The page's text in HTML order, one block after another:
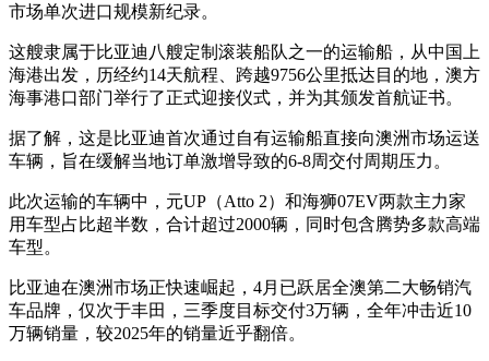
市场单次进口规模新纪录。
这艘隶属于比亚迪八艘定制滚装船队之一的运输船，从中国上
海港出发，历经约14天航程、跨越9756公里抵达目的地，澳方
海事港口部门举行了正式迎接仪式，并为其颁发首航证书。
据了解，这是比亚迪首次通过自有运输船直接向澳洲市场运送
车辆，旨在缓解当地订单激增导致的6-8周交付周期压力。
此次运输的车辆中，元UP（Atto 2）和海狮07EV两款主力家
用车型占比超半数，合计超过2000辆，同时包含腾势多款高端
车型。
比亚迪在澳洲市场正快速崛起，4月已跃居全澳第二大畅销汽
车品牌，仅次于丰田，三季度目标交付3万辆，全年冲击近10
万辆销量，较2025年的销量近乎翻倍。